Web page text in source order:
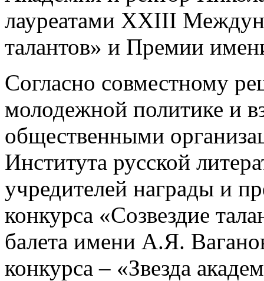
лауреатами XXIII
талантов» и Премии
Согласно совместному
молодежной политике и
общественными
Института русской
учредителей награды и
конкурса «Созвездие
балета имени А.Я.
конкурса – «Звезда